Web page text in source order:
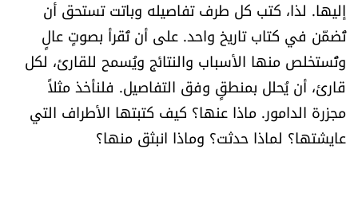
شروط الاستخدام
شروط الإشتراك
Digital solutions by
إليها. لذا، كتب كل طرف تفاصيله وباتت تستحق أن
تُضمّن في كتاب تاريخ واحد. على أن تُقرأ بصوتٍ عالٍ
وتُستخلص منها الأسباب والنتائج ويُسمح للقارئ، لكل
قارئ، أن يُحلل بمنطقٍ وفق التفاصيل. فلنأخذ مثلاً
مجزرة الدامور. ماذا عنها؟ كيف كتبتها الأطراف التي
عايشتها؟ لماذا حدثت؟ وماذا انبثق منها؟